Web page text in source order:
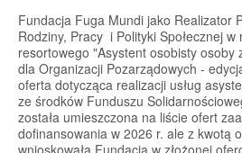
Fundacja Fuga Mundi jako Realizator
Rodziny, Pracy i Polityki Społecznej
resortowego "Asystent osobisty osoby
dla Organizacji Pozarządowych -
oferta dotycząca realizacji usług
ze środków Funduszu
została umieszczona na liście ofert
dofinansowania w 2026 r. ale z kwotą